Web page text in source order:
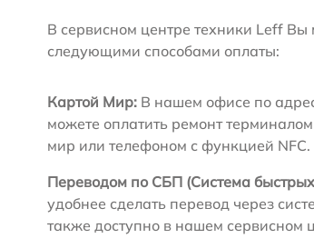
В сервисном центре техники Leff Вы
следующими способами оплаты:
Картой Мир: В нашем офисе по
можете оплатить ремонт
мир или телефоном с функцией NFC.
Переводом по СБП (Система
удобнее сделать перевод через
также доступно в нашем сервисном